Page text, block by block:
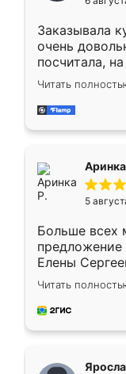
мебели буду
Заказывала
очень
посчитала,
Замерщик
делу со
за день,
Читать
5
Больше всех
предложение
Елены
короткие
для замера
предложил
Читать